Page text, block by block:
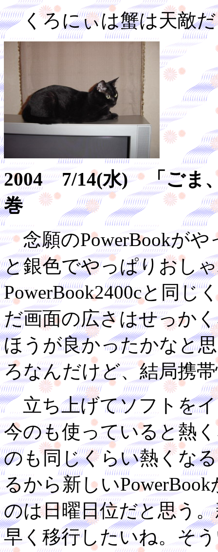
くろにぃは蟹は天敵だ
2004 7/14(水) 「ごま
巻
念願のPowerBookがや
と銀色でやっぱりおし
PowerBook2400cと同じ
だ画面の広さはせっか
ほうが良かったかなと
ろなんだけど、結局携
立ち上げてソフトをイ
今のも使っていると熱
のも同じくらい熱くな
るから新しい
のは日曜日位だと思う
早く移行したいね。そ